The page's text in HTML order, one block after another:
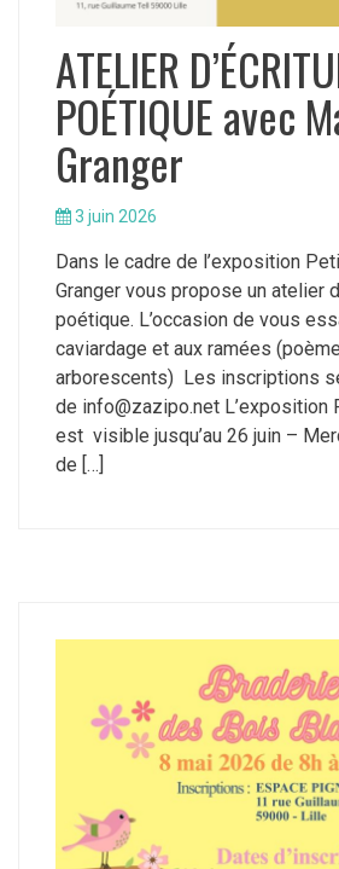
ATELIER
POÉTIQUE avec
Granger
3 juin 2026
Dans le cadre de l’exposition
Granger vous propose un atelier
poétique. L’occasion de vous
caviardage et aux ramées
arborescents) Les inscriptions
de info@zazipo.net L’exposition
est visible jusqu’au 26 juin –
de […]